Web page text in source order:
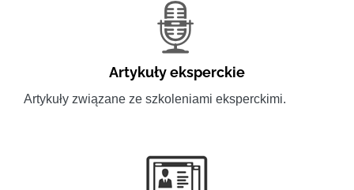
Artykuły eksperckie
Artykuły związane ze szkoleniami eksperckimi.